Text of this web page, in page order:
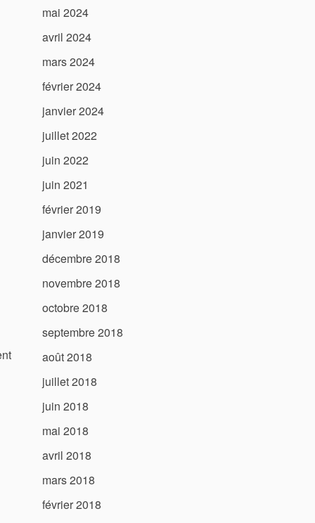
mai 2024
avril 2024
mars 2024
février 2024
janvier 2024
juillet 2022
juin 2022
juin 2021
février 2019
janvier 2019
décembre 2018
novembre 2018
octobre 2018
septembre 2018
août 2018
juillet 2018
juin 2018
mai 2018
avril 2018
mars 2018
février 2018